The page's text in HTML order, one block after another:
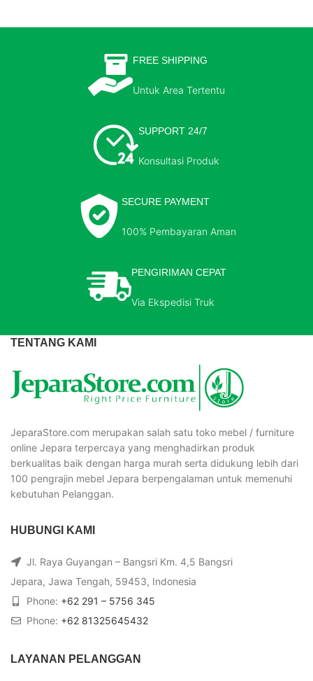
FREE SHIPPING
Untuk Area Tertentu
SUPPORT 24/7
Konsultasi Produk
SECURE PAYMENT
100% Pembayaran Aman
PENGIRIMAN CEPAT
Via Ekspedisi Truk
TENTANG KAMI
JeparaStore.com merupakan salah satu toko mebel / furniture
online Jepara terpercaya yang menghadirkan produk
berkualitas baik dengan harga murah serta didukung lebih dari
100 pengrajin mebel Jepara berpengalaman untuk memenuhi
kebutuhan Pelanggan.
HUBUNGI KAMI
Jl. Raya Guyangan – Bangsri Km. 4,5 Bangsri
Jepara, Jawa Tengah, 59453, Indonesia
Phone: +62 291 – 5756 345
Phone: +62 81325645432
LAYANAN PELANGGAN